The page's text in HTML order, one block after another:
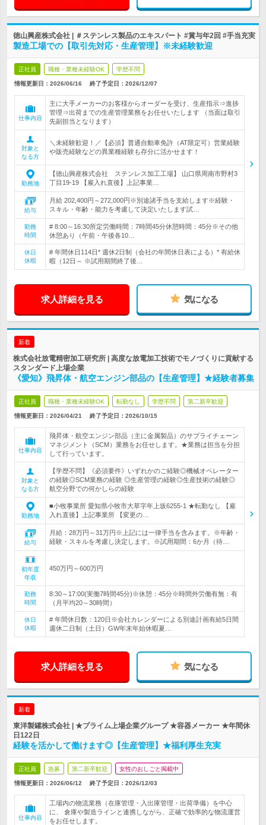
徳山興産株式会社 | ＃ステンレス製品のエキスパート #賞与年2回 #手当充実
製造工場での【取引先対応・生産管理】※未経験歓迎
正社員 職種・業種未経験OK 学歴不問
情報更新日：2026/06/16 終了予定日： 2026/12/07
仕事内容
主に大手メーカーのお客様からオーダーを受け、生産指示⇒進捗
管理⇒出荷までの生産管理業務をお任せいたします （当面は取引
先副担当となります）
対象と
なる方
＼未経験歓迎！／【必須】普通自動車免許（AT限定可）営業経験
や販売経験などの異業種経験も存分に活かせます！
勤務地
【徳山興産株式会社 ステンレス加工工場】 山口県周南市野村3
丁目19-19 【雇入れ直後】上記事業…
給与
月給 202,400円～272,000円※別途諸手当を支給します※経験・
スキル・年齢・能力を考慮して決定いたします試…
勤務
時間
# 8:00～16:30所定労働時間：7時間45分休憩時間：45分※その他
休憩あり（午前・午後各10…
休日
休暇
# 年間休日114日* 週休2日制（会社の年間休日表による）* 有給休
暇（12日～ ※試用期間終了後…
求人詳細を見る 気になる
新着
株式会社放電精密加工研究所 | 高度な放電加工技術でモノづくりに貢献する
スタンダード上場企業
《愛知》飛昇体・航空エンジン部品の【生産管理】★経験者募集
正社員 職種・業種未経験OK 転勤なし 学歴不問 第二新卒歓迎
情報更新日：2026/04/21 終了予定日： 2026/10/15
仕事内容
飛昇体・航空エンジン部品（主に金属製品）のサプライチェーン
マネジメント（SCM）業務をお任せします。★業務は担当を分担
して行っています。
対象と
なる方
【学歴不問】《必須要件》いずれかのご経験◎機械オペレーター
の経験◎SCM業務の経験 ◎生産管理の経験◎生産技術の経験◎
航空分野での何かしらの経験
勤務地
■小牧事業所 愛知県小牧市大草字年上坂6255-1 ★転勤なし 【雇
入れ直後】上記事業所 【変更の…
給与
月給：28万円～31万円※上記には一律手当を含みます。※年齢・
経験・スキルを考慮し決定します。※試用期間：6か月（待…
初年度
年収
450万円～600万円
勤務
時間
8:30～17:00(実働7時間45分)※休憩：45分※時間外労働有無：有
（月平均20～30時間）
休日
休暇
# 年間休日数：120日※会社カレンダーによる別途計画有給5日間
週休二日制（土日）GW年末年始休暇夏…
求人詳細を見る 気になる
新着
東洋製罐株式会社 | ★プライム上場企業グループ ★容器メーカー ★年間休
日122日
経験を活かして働けます◎【生産管理】★福利厚生充実
正社員 急募 第二新卒歓迎 女性のおしごと掲載中
情報更新日：2026/06/12 終了予定日： 2026/12/03
仕事内容
工場内の物流業務（在庫管理・入出庫管理・出荷準備）を中心
に、 倉庫や製造ラインと連携しながら、正確で効率的な物流運営
をお任せします。